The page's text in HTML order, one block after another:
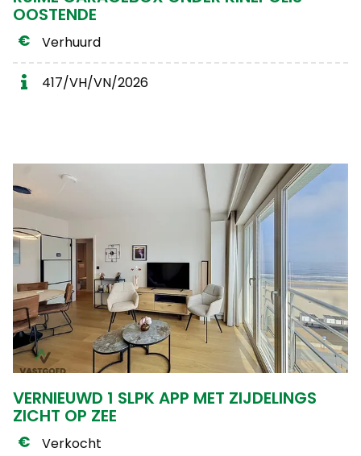
OOSTENDE
Verhuurd
417/VH/VN/2026
VERNIEUWD 1 SLPK APP MET ZIJDELINGS
ZICHT OP ZEE
Verkocht